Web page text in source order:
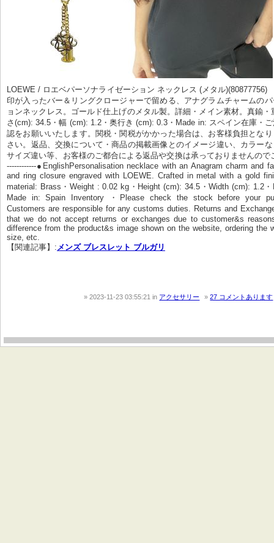
LOEWE / ロエベパーソナライゼーション ネックレス (メタル)(80877756)
印が入ったバー＆リングクロージャーで留める、アナグラムチャームの
ョンネックレス。ゴールド仕上げのメタル製。詳細・メイン素材。真鍮
さ(cm): 34.5・幅 (cm): 1.2・奥行き (cm): 0.3・Made in: スペイン在庫・
認をお願いいたします。関税・関税がかかった場合は、お客様負担とな
さい。返品、交換について・商品の掲載画像とのイメージ違い、カラー
サイズ違い等、お客様のご都合による返品や交換は承っておりませんので
------------●EnglishPersonalisation necklace with an Anagram charm and
and ring closure engraved with LOEWE. Crafted in metal with a gold
material: Brass・Weight : 0.02 kg・Height (cm): 34.5・Width (cm): 1.2
Made in: Spain Inventory ・Please check the stock before your
Customers are responsible for any customs duties. Returns and
that we do not accept returns or exchanges due to customer&s
difference from the product&s image shown on the website, ordering the
size, etc.
【関連記事】: メンズ ブレスレット ブルガリ
2023-11-23 03:55:21in アクセサリー 27 コメントあります